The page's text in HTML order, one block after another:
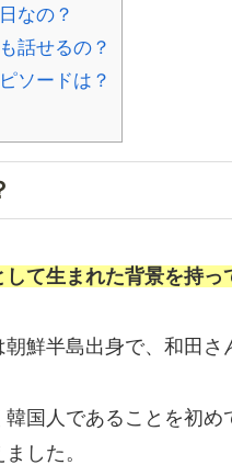
なの？
話せるの？
ソードは？
て生まれた背景を持っ
鮮半島出身で、和田さ
国人であることを初
した。